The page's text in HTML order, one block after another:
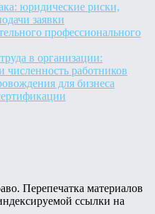
юридические риски,
заявки
профессионального
в организации:
численность работников
для бизнеса
Перепечатка материалов
ссылки на